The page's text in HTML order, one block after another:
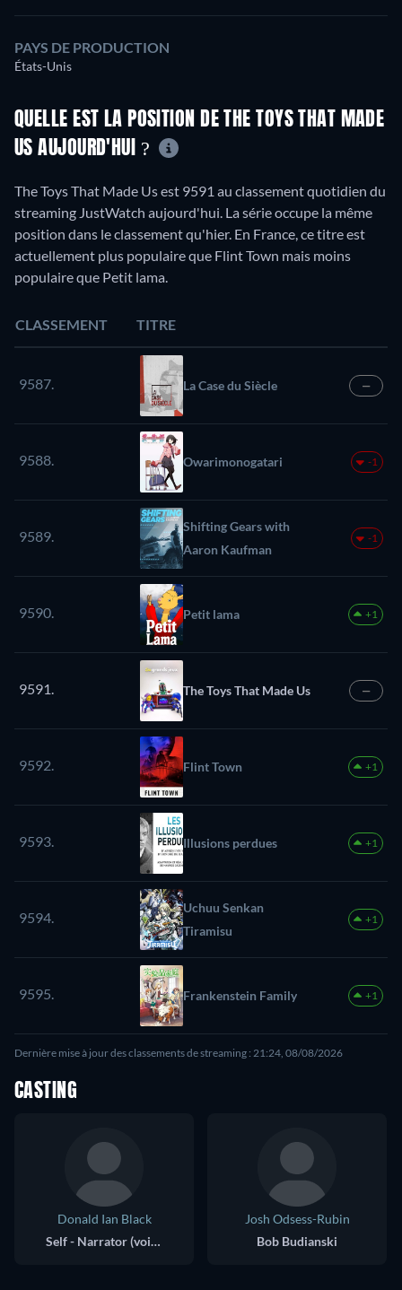
PAYS DE PRODUCTION
États-Unis
QUELLE EST LA POSITION DE THE TOYS THAT MADE
US AUJOURD'HUI ?
The Toys That Made Us est 9591 au classement quotidien du
streaming JustWatch aujourd'hui. La série occupe la même
position dans le classement qu'hier. En France, ce titre est
actuellement plus populaire que Flint Town mais moins
populaire que Petit lama.
CLASSEMENT TITRE
9587. La Case du Siècle —
9588. Owarimonogatari -1
9589.
Shifting Gears with
Aaron Kaufman
-1
9590. Petit lama +1
9591. The Toys That Made Us —
9592. Flint Town +1
9593. Illusions perdues +1
9594.
Uchuu Senkan
Tiramisu
+1
9595. Frankenstein Family +1
Dernière mise à jour des classements de streaming : 21:24, 08/08/2026
CASTING
Donald Ian Black
Self - Narrator (voice)
Josh Odsess-Rubin
Bob Budianski